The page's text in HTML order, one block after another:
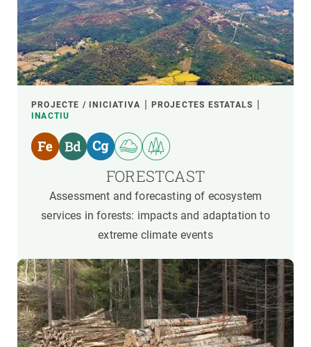
PROJECTE / INICIATIVA
PROJECTES ESTATALS
INACTIU
FORESTCAST
Assessment and forecasting of ecosystem
services in forests: impacts and adaptation to
extreme climate events